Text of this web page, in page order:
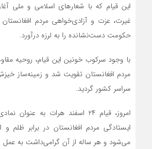
این قیام که با شعارهای اسلامی و ملی
غیرت، عزت و آزادی‌خواهی مردم
حکومت دست‌نشانده را به لرزه درآورد.
با وجود سرکوب خونین این قیام، روحیه
مردم افغانستان تقویت شد و زمینه‌ساز
سراسر کشور گردید.
امروز، قیام ۲۴ اسفند هرات به
ایستادگی مردم افغانستان در برابر ظلم و
می‌شود و هر ساله از آن گرامی‌داشت به عمل